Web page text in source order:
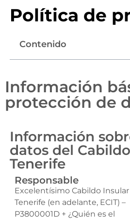
Política de
Contenido
Información
protección de
Información
datos del
Tenerife
Responsable
Excelentísimo Cabildo
Tenerife (en adelante, ECIT) –
P3800001D + ¿Quién es el